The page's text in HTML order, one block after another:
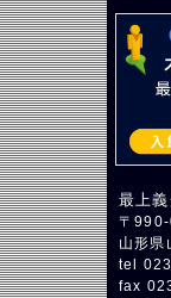
最上
〒
山形県
tel
fax